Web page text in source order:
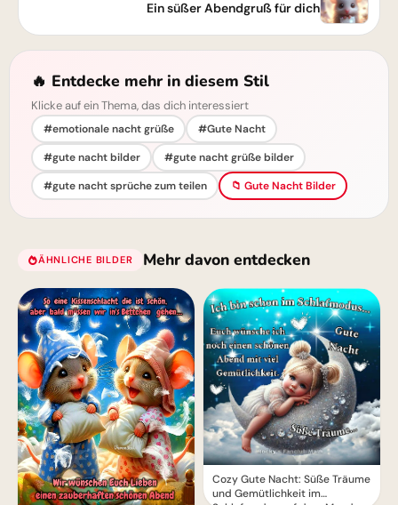
Ein süßer Abendgruß für dich
🔥 Entdecke mehr in diesem Stil
Klicke auf ein Thema, das dich interessiert
#emotionale nacht grüße
#Gute Nacht
#gute nacht bilder
#gute nacht grüße bilder
#gute nacht sprüche zum teilen
📁 Gute Nacht Bilder
ÄHNLICHE BILDER Mehr davon entdecken
Cozy Gute Nacht: Süße Träume
und Gemütlichkeit im